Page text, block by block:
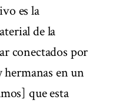
es la
de la
conectados por
en un
que esta